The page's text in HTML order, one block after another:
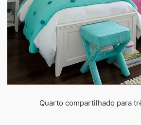
Quarto compartilhado para